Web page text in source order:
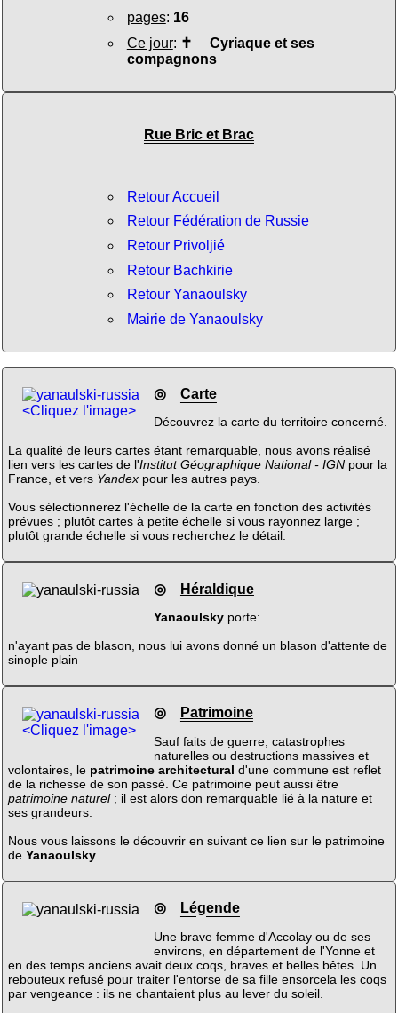
pages: 16
Ce jour: ✝ Cyriaque et ses
compagnons
Rue Bric et Brac
Retour Accueil
Retour Fédération de Russie
Retour Privoljié
Retour Bachkirie
Retour Yanaoulsky
Mairie de Yanaoulsky
<Cliquez l'image>
◎ Carte
Découvrez la carte du territoire concerné.
La qualité de leurs cartes étant remarquable, nous avons réalisé
lien vers les cartes de l'Institut Géographique National - IGNpour la
France, et vers Yandexpour les autres pays.
Vous sélectionnerez l'échelle de la carte en fonction des activités
prévues ; plutôt cartes à petite échelle si vous rayonnez large ;
plutôt grande échelle si vous recherchez le détail.
◎ Héraldique
Yanaoulskyporte:
n'ayant pas de blason, nous lui avons donné un blason d'attente de
sinople plain
<Cliquez l'image>
◎ Patrimoine
Sauf faits de guerre, catastrophes
naturelles ou destructions massives et
volontaires, le patrimoine architectural d'une commune est reflet
de la richesse de son passé. Ce patrimoine peut aussi être
patrimoine naturel; il est alors don remarquable lié à la nature et
ses grandeurs.
Nous vous laissons le découvrir en suivant ce lien sur le patrimoine
de Yanaoulsky
◎ Légende
Une brave femme d'Accolay ou de ses
environs, en département de l'Yonne et
en des temps anciens avait deux coqs, braves et belles bêtes. Un
rebouteux refusé pour traiter l'entorse de sa fille ensorcela les coqs
par vengeance : ils ne chantaient plus au lever du soleil.